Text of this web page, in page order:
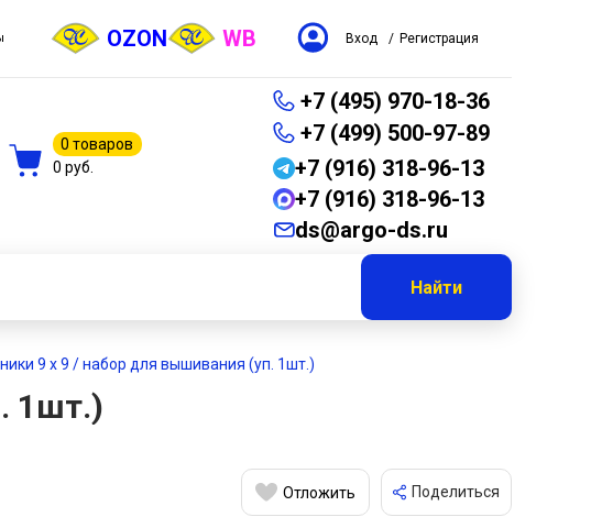
OZON WB Вход / Регистрация
0 товаров
0 руб.
+7 (495) 970-18-36
+7 (499) 500-97-89
+7 (916) 318-96-13
+7 (916) 318-96-13
ds@argo-ds.ru
Найти
9 х 9 / набор для вышивания (уп. 1шт.)
1шт.)
Отложить Поделиться